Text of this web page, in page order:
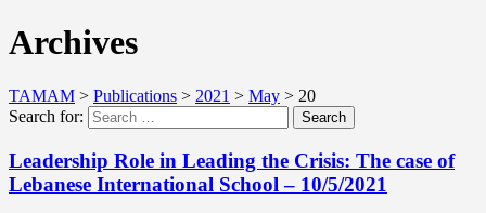
Archives
TAMAM > Publications > 2021 > May > 20
Search for:
Search
Leadership Role in Leading the Crisis: The case of
Lebanese International School – 10/5/2021